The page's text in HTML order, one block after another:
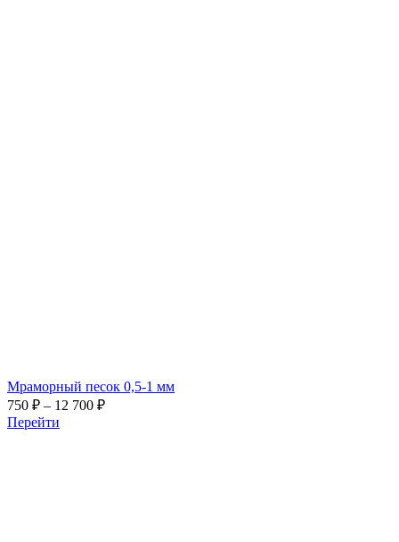
Мраморный песок 0,5-1 мм
750 ₽ – 12 700 ₽Диапазон
Перейти